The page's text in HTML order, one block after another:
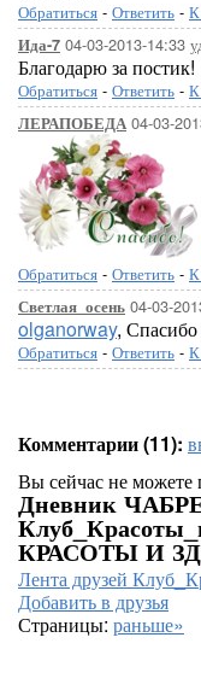
Обратиться - Ответить - К
Ида-7 04-03-2013-14:33
Благодарю за постик!
Обратиться - Ответить - К
ЛЕРАПОБЕДА 04-03-
Обратиться - Ответить - К
Светлая_осень 04-03-
olganorway, Спасибо
Обратиться - Ответить - К
Комментарии (11):
Вы сейчас не можете
Дневник
КРАСОТЫ И
Лента друзей
Добавить в друзья
Страницы: раньше»